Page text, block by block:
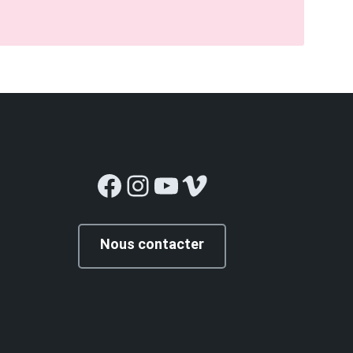
Facebook
Instagram
YouTube
Vimeo
Nous contacter